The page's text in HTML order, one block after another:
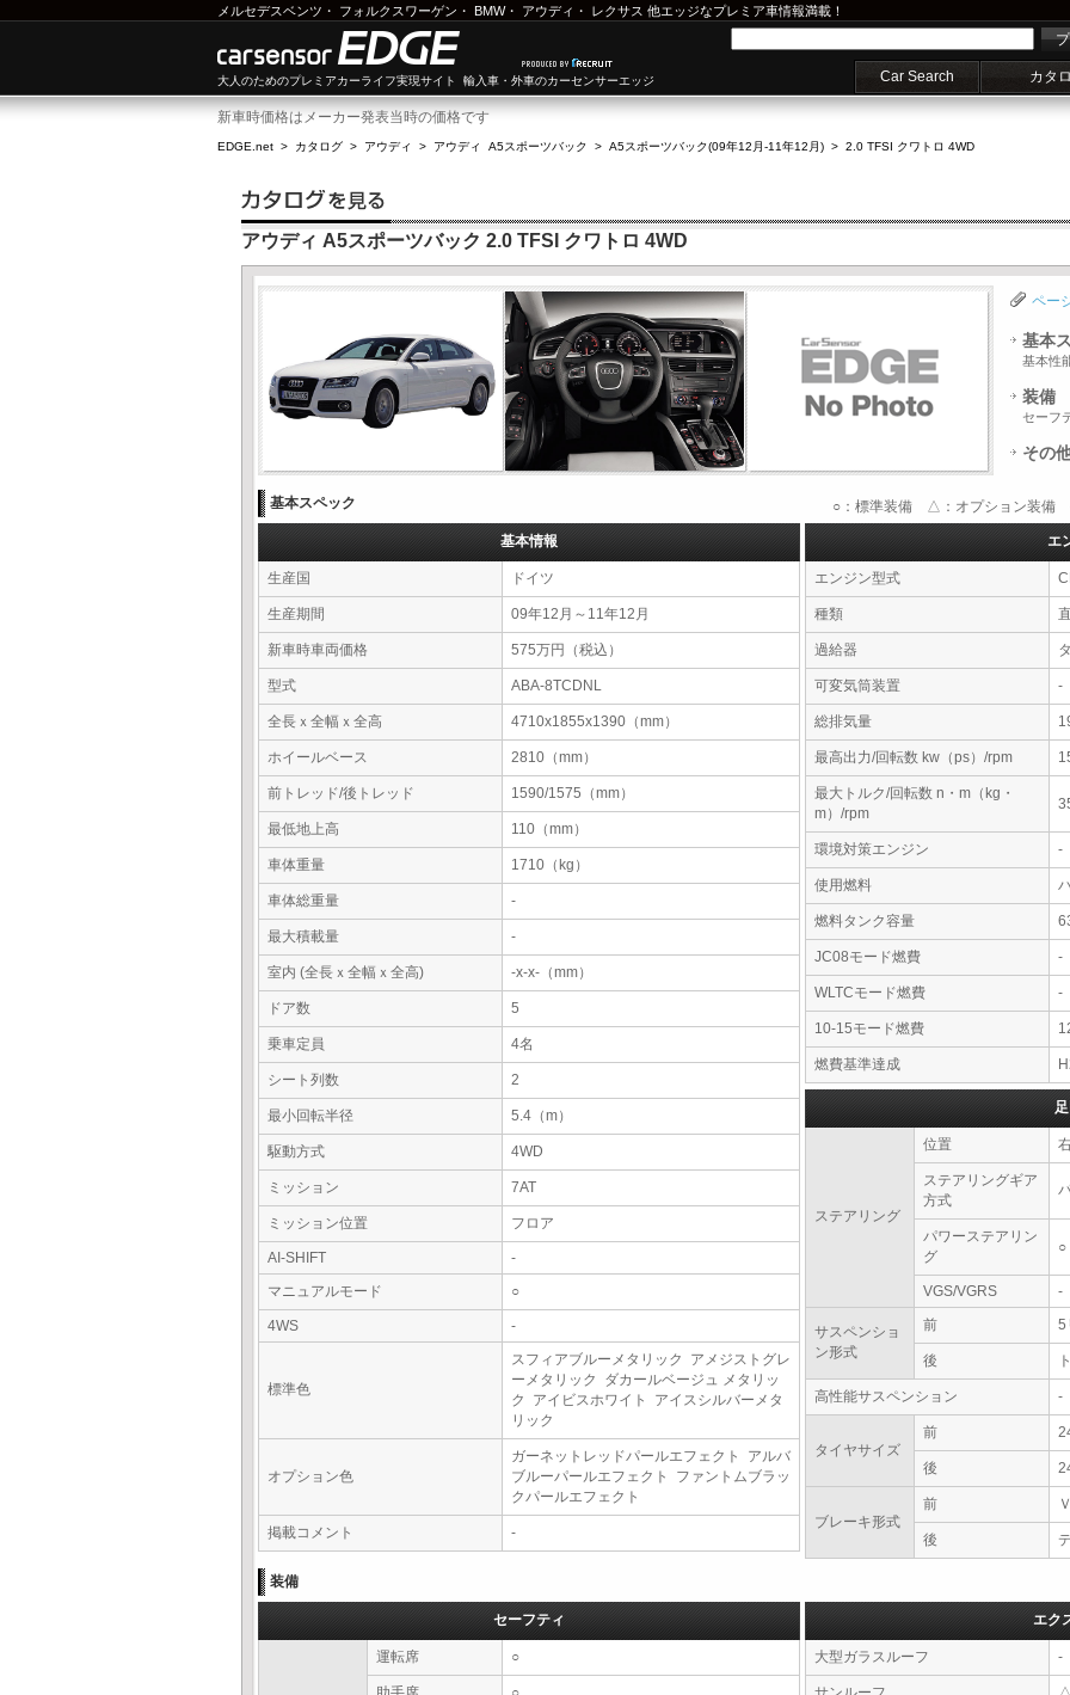
メルセデスベンツ ・ フォルクスワーゲン ・ BMW・ アウディ ・ レクサス 他エッジなプレミア車情報満載！
大人のためのプレミアカーライフ実現サイト 輸入車・外車のカーセンサーエッジ Car Search カタ
新車時価格はメーカー発表当時の価格です
EDGE.net > カタログ > アウディ > アウディ A5スポーツバック > A5スポーツバック(09年12月-11年12月) > 2.0 TFSI クワトロ 4WD
アウディ A5スポーツバック 2.0 TFSI クワトロ 4WD
ペー
基本
基本性
装備
セーフ
その
基本スペック ○：標準装備 △：オプション装備 -
基本情報
生産国 ドイツ
生産期間 09年12月～11年12月
新車時車両価格 575万円（税込）
型式 ABA-8TCDNL
全長ｘ全幅ｘ全高 4710x1855x1390（mm）
ホイールベース 2810（mm）
前トレッド/後トレッド 1590/1575（mm）
最低地上高 110（mm）
車体重量 1710（kg）
車体総重量 -
最大積載量 -
室内 (全長ｘ全幅ｘ全高) -x-x-（mm）
ドア数 5
乗車定員 4名
シート列数 2
最小回転半径 5.4（m）
駆動方式 4WD
ミッション 7AT
ミッション位置 フロア
AI-SHIFT
-
マニュアルモード
○
4WS -
標準色
スフィアブルーメタリック アメジストグレ
ーメタリック ダカールベージュ メタリッ
ク アイビスホワイト アイスシルバーメタ
リック
オプション色
ガーネットレッドパールエフェクト アルバ
ブルーパールエフェクト ファントムブラッ
クパールエフェクト
掲載コメント -
エ
エンジン型式
種類
過給器
可変気筒装置 -
総排気量
最高出力/回転数 kw（ps）/rpm
最大トルク/回転数 n・m（kg・
m）/rpm
環境対策エンジン -
使用燃料
燃料タンク容量
JC08モード燃費 -
WLTCモード燃費 -
10-15モード燃費
燃費基準達成
ステアリング
位置
ステアリングギア
方式
パワーステアリン
グ
○
VGS/VGRS -
サスペンショ
ン形式
前 5
後
高性能サスペンション -
タイヤサイズ
前
後
ブレーキ形式
前
後
装備
セーフティ
運転席 ○
エク
大型ガラスルーフ -